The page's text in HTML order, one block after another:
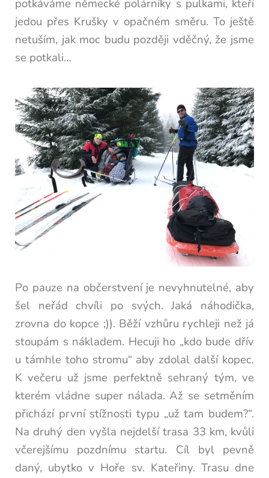
potkáváme německé polárníky s pulkami, kteří
jedou přes Krušky v opačném směru. To ještě
netuším, jak moc budu později vděčný, že jsme
se potkali…
Po pauze na občerstvení je nevyhnutelné, aby
šel neřád chvíli po svých. Jaká náhodička,
zrovna do kopce ;)). Běží vzhůru rychleji než já
stoupám s nákladem. Hecuji ho „kdo bude dřív
u támhle toho stromu“ aby zdolal další kopec.
K večeru už jsme perfektně sehraný tým, ve
kterém vládne super nálada. Až se setměním
přichází první stížnosti typu „už tam budem?“.
Na druhý den vyšla nejdelší trasa 33 km, kvůli
včerejšímu pozdnímu startu. Cíl byl pevně
daný, ubytko v Hoře sv. Kateřiny. Trasu dne